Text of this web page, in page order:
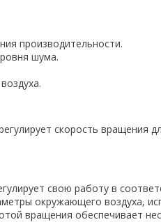
производительности.
шума.
скорость вращения
свою работу в
окружающего воздуха,
вращения обеспечивает